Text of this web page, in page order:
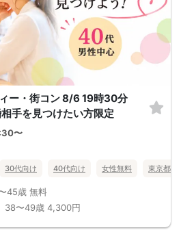
ー・街コン 8/6 19時30分
手を見つけたい方限定
〜
30代向け 40代向け 女性無料 東京都
45歳 無料
38〜49歳 4,300円